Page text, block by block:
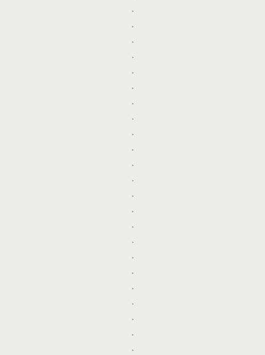
.
.
.
.
.
.
.
.
.
.
.
.
.
.
.
.
.
.
.
.
.
.
.